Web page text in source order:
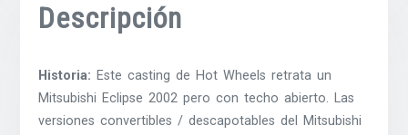
Descripción
Historia: Este casting de Hot Wheels retrata un
Mitsubishi Eclipse 2002 pero con techo abierto. Las
versiones convertibles / descapotables del Mitsubishi